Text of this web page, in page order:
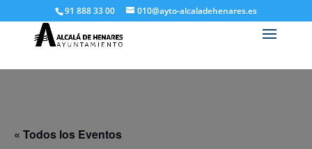
91 888 33 00 010@ayto-alcaladehenares.es
« Todos los Eventos